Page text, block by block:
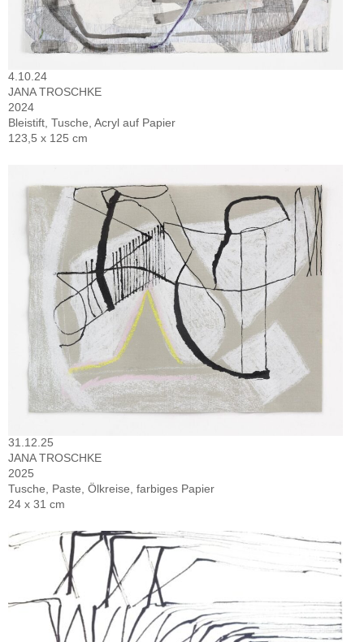
4.10.24
JANA TROSCHKE
2024
Bleistift, Tusche, Acryl auf Papier
123,5 x 125 cm
31.12.25
JANA TROSCHKE
2025
Tusche, Paste, Ölkreise, farbiges Papier
24 x 31 cm